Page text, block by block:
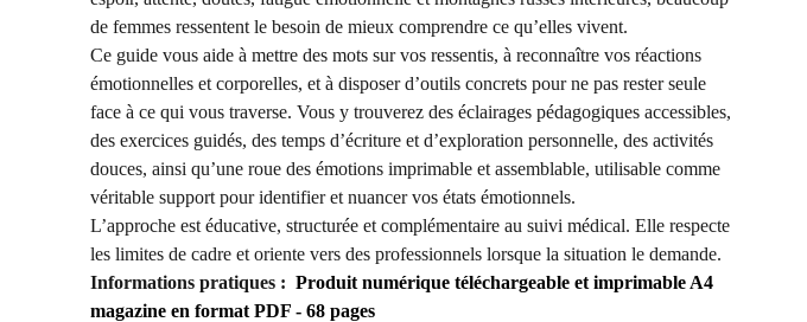
de femmes ressentent le besoin de mieux comprendre ce qu’elles vivent.
Ce guide vous aide à mettre des mots sur vos ressentis, à reconnaître vos réactions
émotionnelles et corporelles, et à disposer d’outils concrets pour ne pas rester seule
face à ce qui vous traverse. Vous y trouverez des éclairages pédagogiques accessibles,
des exercices guidés, des temps d’écriture et d’exploration personnelle, des activités
douces, ainsi qu’une roue des émotions imprimable et assemblable, utilisable comme
véritable support pour identifier et nuancer vos états émotionnels.
L’approche est éducative, structurée et complémentaire au suivi médical. Elle respecte
les limites de cadre et oriente vers des professionnels lorsque la situation le demande.
Informations pratiques : Produit numérique téléchargeable et imprimable A4
magazine en format PDF - 68 pages